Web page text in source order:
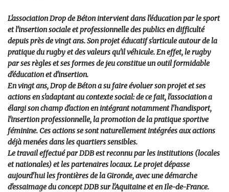
L'association Drop de Béton intervient dans l'éducation par le sport
et l'insertion sociale et professionnelle des publics en difficulté
depuis près de vingt ans. Son projet éducatif s'articule autour de la
pratique du rugby et des valeurs qu'il véhicule. En effet, le rugby
par ses règles et ses formes de jeu constitue un outil formidable
d'éducation et d'insertion.
En vingt ans, Drop de Béton a su faire évoluer son projet et ses
actions en s'adaptant au contexte social: de ce fait, l'association a
élargi son champ d'action en intégrant notamment l'handisport,
l'insertion professionnelle, la promotion de la pratique sportive
féminine. Ces actions se sont naturellement intégrées aux actions
déjà menées dans les quartiers sensibles.
Le travail effectué par DDB est reconnu par les institutions (locales
et nationales) et les partenaires locaux. Le projet dépasse
aujourd'hui les frontières de la Gironde, avec une démarche
d'essaimage du concept DDB sur l'Aquitaine et en Ile-de-France.